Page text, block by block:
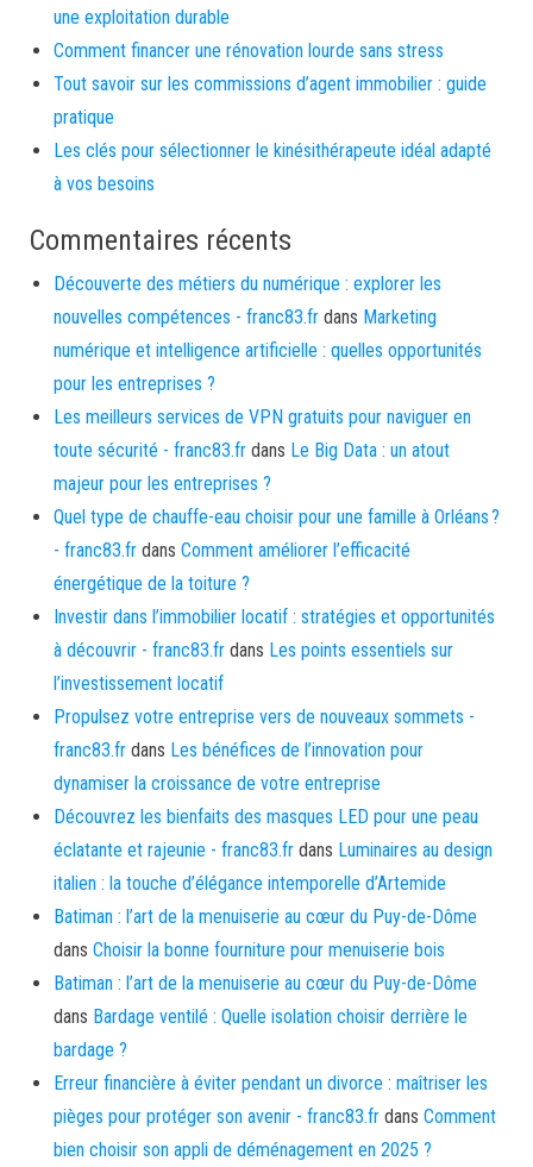
une exploitation durable
Comment financer une rénovation lourde sans stress
Tout savoir sur les commissions d’agent immobilier : guide
pratique
Les clés pour sélectionner le kinésithérapeute idéal adapté
à vos besoins
Commentaires récents
Découverte des métiers du numérique : explorer les
nouvelles compétences - franc83.fr dans Marketing
numérique et intelligence artificielle : quelles opportunités
pour les entreprises ?
Les meilleurs services de VPN gratuits pour naviguer en
toute sécurité - franc83.fr dans Le Big Data : un atout
majeur pour les entreprises ?
Quel type de chauffe-eau choisir pour une famille à Orléans ?
- franc83.fr dans Comment améliorer l’efficacité
énergétique de la toiture ?
Investir dans l’immobilier locatif : stratégies et opportunités
à découvrir - franc83.fr dans Les points essentiels sur
l’investissement locatif
Propulsez votre entreprise vers de nouveaux sommets -
franc83.fr dans Les bénéfices de l’innovation pour
dynamiser la croissance de votre entreprise
Découvrez les bienfaits des masques LED pour une peau
éclatante et rajeunie - franc83.fr dans Luminaires au design
italien : la touche d’élégance intemporelle d’Artemide
Batiman : l’art de la menuiserie au cœur du Puy-de-Dôme
dans Choisir la bonne fourniture pour menuiserie bois
Batiman : l’art de la menuiserie au cœur du Puy-de-Dôme
dans Bardage ventilé : Quelle isolation choisir derrière le
bardage ?
Erreur financière à éviter pendant un divorce : maîtriser les
pièges pour protéger son avenir - franc83.fr dans Comment
bien choisir son appli de déménagement en 2025 ?